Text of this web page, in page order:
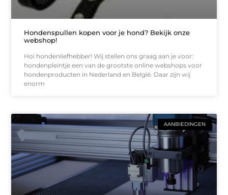
Hondenspullen kopen voor je hond? Bekijk onze
webshop!
Hoi hondenliefhebber! Wij stellen ons graag aan je voor:
hondenpleintje een van de grootste online webshops voor
hondenproducten in Nederland en België. Daar zijn wij
enorm
AANBIEDINGEN